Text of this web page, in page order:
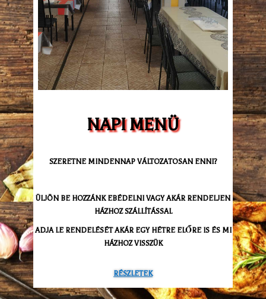
NAPI MENÜ
SZERETNE MINDENNAP VÁLTOZATOSAN ENNI?
ÜLJÖN BE HOZZÁNK EBÉDELNI VAGY AKÁR RENDELJEN
HÁZHOZ SZÁLLÍTÁSSAL
ADJA LE RENDELÉSÉT AKÁR EGY HÉTRE ELŐRE IS ÉS MI
HÁZHOZ VISSZÜK
RÉSZLETEK